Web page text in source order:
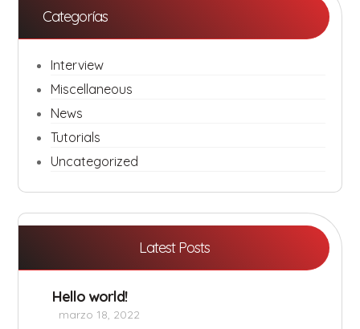
Categorías
Interview
Miscellaneous
News
Tutorials
Uncategorized
Latest Posts
Hello world!
marzo 18, 2022